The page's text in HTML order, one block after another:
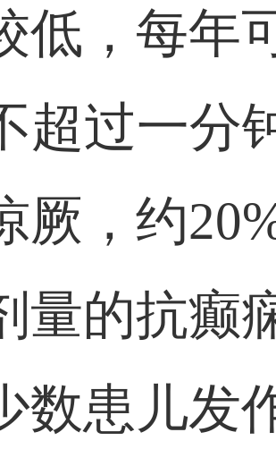
低，每年
过一分
厥，约
量的抗癫
数患儿发